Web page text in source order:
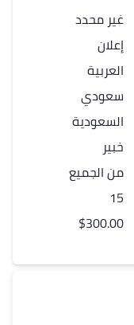
غير محدد
إعلان
العربية
سعودي
السعودية
خبير
من الجميع
15
$300.00